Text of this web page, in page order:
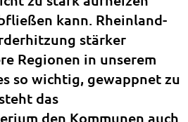
kann. Rheinland-
stärker
Regionen in unserem
so wichtig, gewappnet zu
das
den Kommunen auch